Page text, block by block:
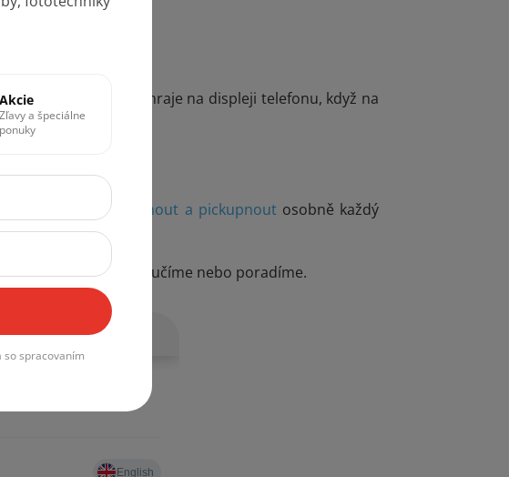
video, které se přehraje na displeji telefonu, když na
si ho prohlédnout a pickupnoutosobně každý
pomůžeme, doporučíme nebo poradíme.